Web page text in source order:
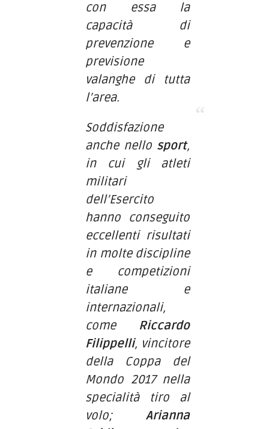
con essa la
capacità di
prevenzione e
previsione
valanghe di tutta
l’area.
Soddisfazione
anche nello sport,
in cui gli atleti
militari
dell’Esercito
hanno conseguito
eccellenti risultati
in molte discipline
e competizioni
italiane e
internazionali,
come Riccardo
Filippelli, vincitore
della Coppa del
Mondo 2017 nella
specialità tiro al
volo; Arianna